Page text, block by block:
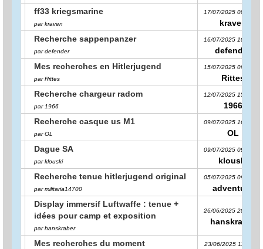
ff33 kriegsmarine
par kraven
17/07/2025 08:34:06
kraven
Recherche sappenpanzer
par defender
16/07/2025 10:39:21
defender
Mes recherches en Hitlerjugend
par Rittes
15/07/2025 09:18:31
Rittes
Recherche chargeur radom
par 1966
12/07/2025 15:08:55
1966
Recherche casque us M1
par OL
09/07/2025 16:08:25
OL
Dague SA
par klouski
09/07/2025 09:44:00
klouski
Recherche tenue hitlerjugend original
par militaria14700
05/07/2025 09:12:33
adventure
Display immersif Luftwaffe : tenue +
idées pour camp et exposition
par hanskraber
26/06/2025 20:12:07
hanskraber
Mes recherches du moment 23/06/2025 11:43:28